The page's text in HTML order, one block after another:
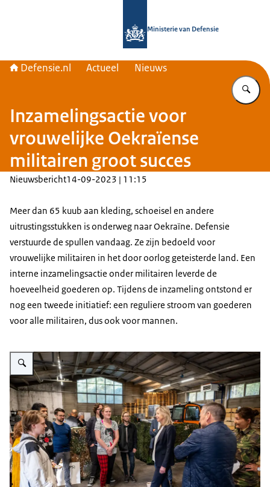
Ministerie van Defensie
Defensie.nl Actueel Nieuws
Inzamelingsactie voor
vrouwelijke Oekraïense
militairen groot succes
Nieuwsbericht14-09-2023 | 11:15
Meer dan 65 kuub aan kleding, schoeisel en andere
uitrustingsstukken is onderweg naar Oekraïne. Defensie
verstuurde de spullen vandaag. Ze zijn bedoeld voor
vrouwelijke militairen in het door oorlog geteisterde land. Een
interne inzamelingsactie onder militairen leverde de
hoeveelheid goederen op. Tijdens de inzameling ontstond er
nog een tweede initiatief: een reguliere stroom van goederen
voor alle militairen, dus ook voor mannen.
Vergroot afbeelding Minister Ollongren in gesprek met medewerkers van